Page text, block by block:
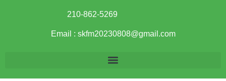
210-862-5269
Email : skfm20230808@gmail.com